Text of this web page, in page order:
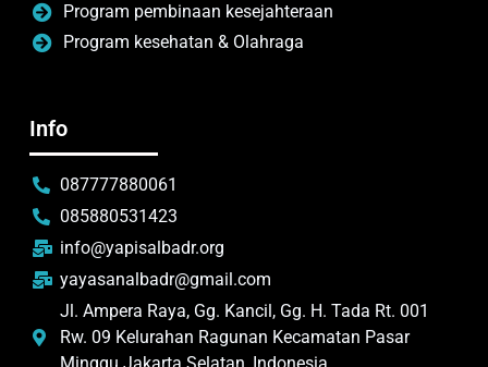
Program pembinaan kesejahteraan
Program kesehatan & Olahraga
Info
087777880061
085880531423
info@yapisalbadr.org
yayasanalbadr@gmail.com
Jl. Ampera Raya, Gg. Kancil, Gg. H. Tada Rt. 001
Rw. 09 Kelurahan Ragunan Kecamatan Pasar